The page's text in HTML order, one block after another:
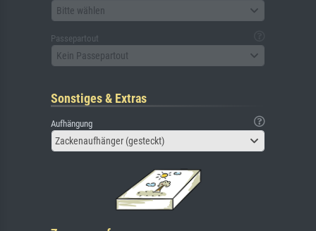
Bitte wählen
Passepartout
Kein Passepartout
Sonstiges & Extras
Aufhängung
Zackenaufhänger (gesteckt)